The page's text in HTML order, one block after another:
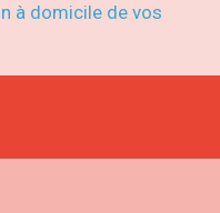
à domicile de vos